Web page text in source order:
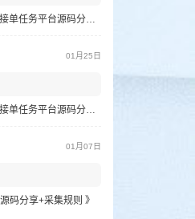
任务平台源码分享》
01月25日
任务平台源码分享》
01月07日
码分享+采集规则 》